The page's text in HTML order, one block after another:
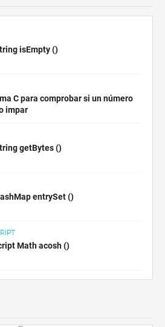
isEmpty ()
C para comprobar si un número
impar
getBytes ()
entrySet ()
Math acosh ()